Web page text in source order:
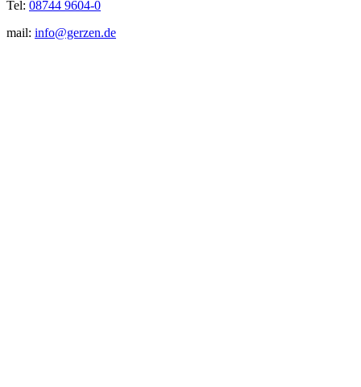
Tel: 08744 9604-0
mail: info@gerzen.de